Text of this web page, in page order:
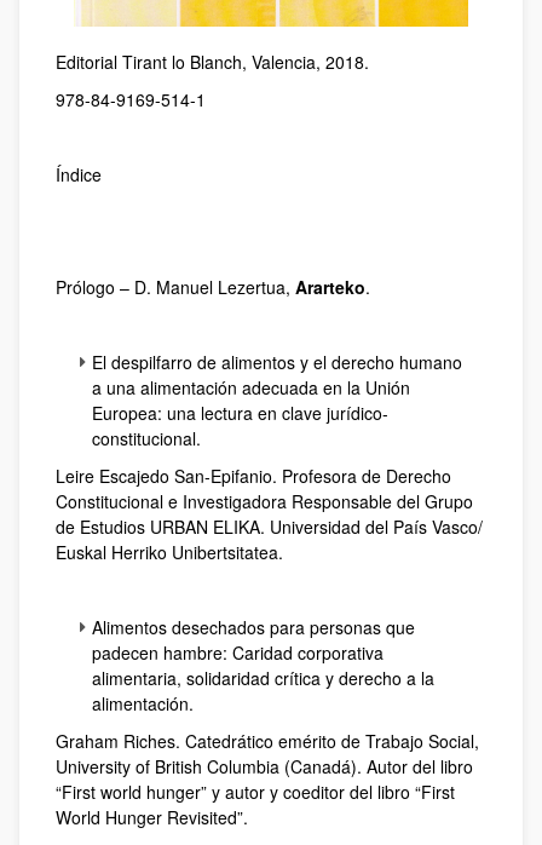
Editorial Tirant lo Blanch, Valencia, 2018.
978-84-9169-514-1
Índice
Prólogo – D. Manuel Lezertua, Ararteko.
El despilfarro de alimentos y el derecho humano
a una alimentación adecuada en la Unión
Europea: una lectura en clave jurídico-
constitucional.
Leire Escajedo San-Epifanio. Profesora de Derecho
Constitucional e Investigadora Responsable del Grupo
de Estudios URBAN ELIKA. Universidad del País Vasco/
Euskal Herriko Unibertsitatea.
Alimentos desechados para personas que
padecen hambre: Caridad corporativa
alimentaria, solidaridad crítica y derecho a la
alimentación.
Graham Riches. Catedrático emérito de Trabajo Social,
University of British Columbia (Canadá). Autor del libro
“First world hunger” y autor y coeditor del libro “First
World Hunger Revisited”.